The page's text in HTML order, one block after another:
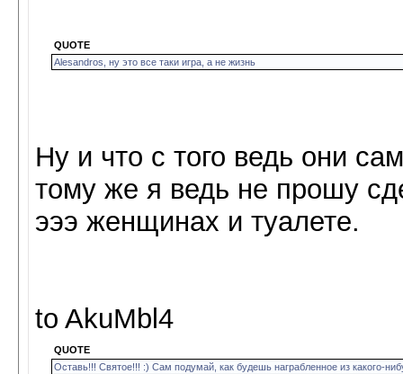
QUOTE
Alesandros, ну это все таки игра, а не жизнь
Ну и что с того ведь они
тому же я ведь не прошу
эээ женщинах и туалете.
to AkuMbl4
QUOTE
Оставь!!! Святое!!! :) Сам подумай, как будешь награбленное из какого-